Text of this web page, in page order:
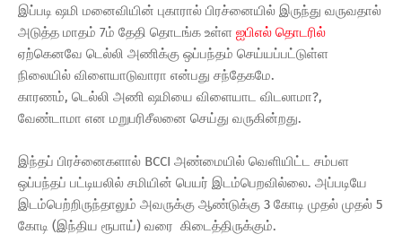
இப்படி ஷமி மனைவியின் புகாரால் பிரச்னையில் இருந்து வருவதால்
அடுத்த மாதம் 7ம் தேதி தொடங்க உள்ள ஐபிஎல் தொடரில்
ஏற்கெனவே டெல்லி அணிக்கு ஒப்பந்தம் செய்யப்பட்டுள்ள
நிலையில் விளையாடுவாரா என்பது சந்தேகமே.
காரணம், டெல்லி அணி ஷமியை விளையாட விடலாமா?,
வேண்டாமா என மறுபரிசீலனை செய்து வருகின்றது.
இந்தப் பிரச்னைகளால் BCCI அண்மையில் வெளியிட்ட சம்பள
ஒப்பந்தப் பட்டியலில் சமியின் பெயர் இடம்பெறவில்லை. அப்படியே
இடம்பெற்றிருந்தாலும் அவருக்கு ஆண்டுக்கு 3 கோடி முதல் முதல் 5
கோடி (இந்திய ரூபாய்) வரை கிடைத்திருக்கும்.